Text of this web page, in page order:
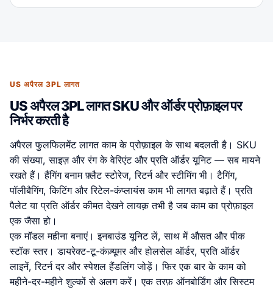
US अपैरल 3PL लागत
US अपैरल 3PL लागत SKU और ऑर्डर प्रोफ़ाइल पर
निर्भर करती है
अपैरल फुलफिलमेंट लागत काम के प्रोफ़ाइल के साथ बदलती है। SKU
की संख्या, साइज़ और रंग के वेरिएंट और प्रति ऑर्डर यूनिट — सब मायने
रखते हैं। हैंगिंग बनाम फ़्लैट स्टोरेज, रिटर्न और स्टीमिंग भी। टैगिंग,
पॉलीबैगिंग, किटिंग और रिटेल-कंप्लायंस काम भी लागत बढ़ाते हैं। प्रति
पैलेट या प्रति ऑर्डर कीमत देखने लायक़ तभी है जब काम का प्रोफ़ाइल
एक जैसा हो।
एक मॉडल महीना बनाएं। इनबाउंड यूनिट लें, साथ में औसत और पीक
स्टॉक स्तर। डायरेक्ट-टू-कंज़्यूमर और होलसेल ऑर्डर, प्रति ऑर्डर
लाइनें, रिटर्न दर और स्पेशल हैंडलिंग जोड़ें। फिर एक बार के काम को
महीने-दर-महीने शुल्कों से अलग करें। एक तरफ़ ऑनबोर्डिंग और सिस्टम